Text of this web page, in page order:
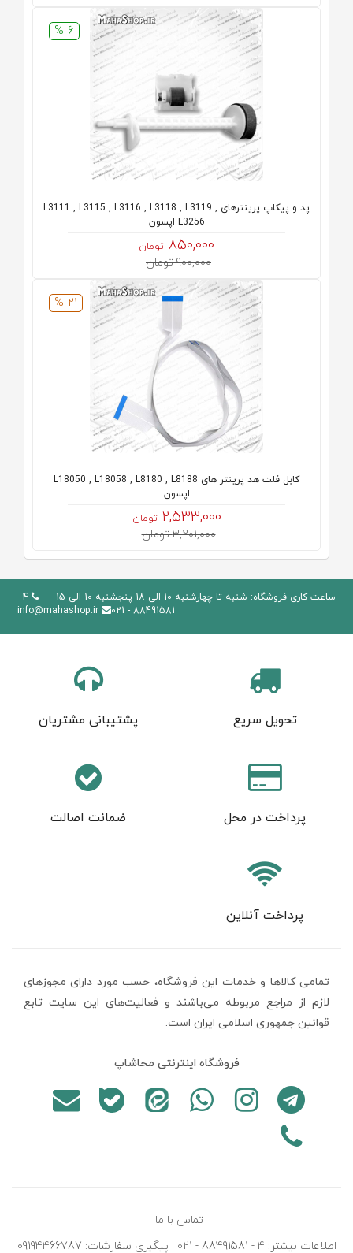
6 %
پد و پیکاپ پرینترهای L3111 , L3115 , L3116 , L3118 , L3119 ,
L3256 اپسون
850,000 تومان
900,000 تومان
21 %
کابل فلت هد پرینتر های L18050 , L18058 , L8180 , L8188
اپسون
2,533,000 تومان
3,201,000 تومان
ساعت کاری فروشگاه: شنبه تا چهارشنبه 10 الی 18 پنجشنبه 10 الی 15
4 -
88491581 - 021
info@mahashop.ir
تحویل سریع پشتیبانی مشتریان
پرداخت در محل ضمانت اصالت
پرداخت آنلاین
تمامی كالاها و خدمات اين فروشگاه، حسب مورد دارای مجوزهای
لازم از مراجع مربوطه می‌باشند و فعاليت‌های اين سايت تابع
قوانين جمهوری اسلامی ایران است.
فروشگاه اینترنتی محاشاپ
تماس با ما
اطلاعات بیشتر: 4 - 88491581 - 021 | پیگیری سفارشات: 09194466787